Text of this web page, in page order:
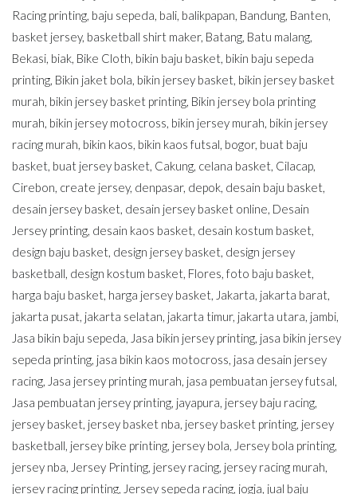
Racing printing, baju sepeda, bali, balikpapan, Bandung, Banten,
basket jersey, basketball shirt maker, Batang, Batu malang,
Bekasi, biak, Bike Cloth, bikin baju basket, bikin baju sepeda
printing, Bikin jaket bola, bikin jersey basket, bikin jersey basket
murah, bikin jersey basket printing, Bikin jersey bola printing
murah, bikin jersey motocross, bikin jersey murah, bikin jersey
racing murah, bikin kaos, bikin kaos futsal, bogor, buat baju
basket, buat jersey basket, Cakung, celana basket, Cilacap,
Cirebon, create jersey, denpasar, depok, desain baju basket,
desain jersey basket, desain jersey basket online, Desain
Jersey printing, desain kaos basket, desain kostum basket,
design baju basket, design jersey basket, design jersey
basketball, design kostum basket, Flores, foto baju basket,
harga baju basket, harga jersey basket, Jakarta, jakarta barat,
jakarta pusat, jakarta selatan, jakarta timur, jakarta utara, jambi,
Jasa bikin baju sepeda, Jasa bikin jersey printing, jasa bikin jersey
sepeda printing, jasa bikin kaos motocross, jasa desain jersey
racing, Jasa jersey printing murah, jasa pembuatan jersey futsal,
Jasa pembuatan jersey printing, jayapura, jersey baju racing,
jersey basket, jersey basket nba, jersey basket printing, jersey
basketball, jersey bike printing, jersey bola, Jersey bola printing,
jersey nba, Jersey Printing, jersey racing, jersey racing murah,
jersey racing printing, Jersey sepeda racing, jogja, jual baju